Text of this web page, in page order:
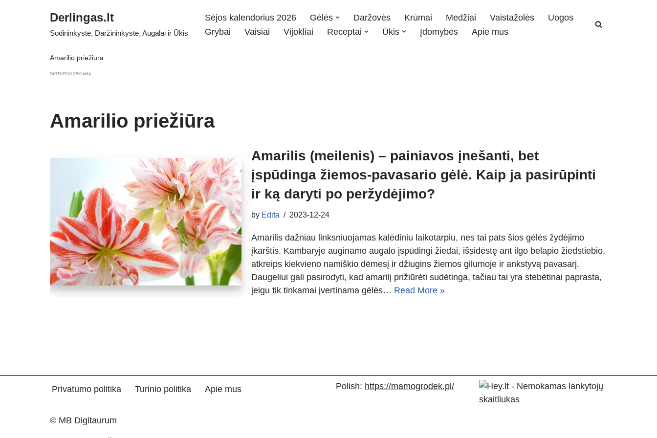
Derlingas.lt
Sodininkystė, Daržininkystė, Augalai ir Ūkis
Sėjos kalendorius 2026 Gėlės Daržovės Krūmai Medžiai Vaistažolės
Uogos
Grybai
Vaisiai Vijokliai Receptai Ūkis Įdomybės Apie mus
Amarilio priežiūra
PARTNERIO REKLAMA
Amarilio priežiūra
Amarilis (meilenis) – painiavos įnešanti, bet
įspūdinga žiemos-pavasario gėlė. Kaip ja pasirūpinti
ir ką daryti po peržydėjimo?
by Edita 2023-12-24
Amarilis dažniau linksniuojamas kalėdiniu laikotarpiu, nes tai pats šios gėlės žydėjimo
įkarštis. Kambaryje auginamo augalo įspūdingi žiedai, išsidėstę ant ilgo belapio žiedstiebio,
atkreips kiekvieno namiškio dėmesį ir džiugins žiemos gilumoje ir ankstyvą pavasarį.
Daugeliui gali pasirodyti, kad amarilį prižiūrėti sudėtinga, tačiau tai yra stebėtinai paprasta,
jeigu tik tinkamai įvertinama gėlės… Read More »
Privatumo politika Turinio politika Apie mus Polish: https://mamogrodek.pl/
© MB Digitaurum